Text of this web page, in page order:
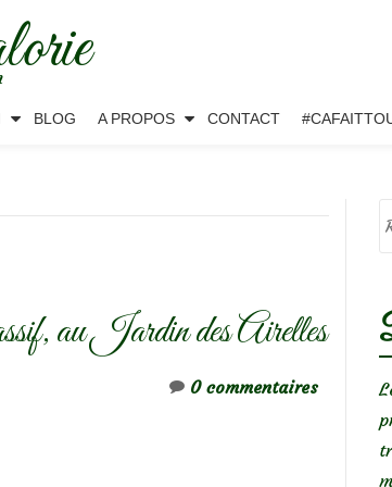
BLOG A PROPOS CONTACT
au Jardin des Airelles
0 commentaires